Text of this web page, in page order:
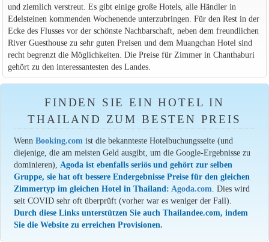
und ziemlich verstreut. Es gibt einige große Hotels, alle Händler in
Edelsteinen kommenden Wochenende unterzubringen. Für den Rest in der
Ecke des Flusses vor der schönste Nachbarschaft, neben dem freundlichen
River Guesthouse zu sehr guten Preisen und dem Muangchan Hotel sind
recht begrenzt die Möglichkeiten. Die Preise für Zimmer in Chanthaburi
gehört zu den interessantesten des Landes.
FINDEN SIE EIN HOTEL IN
THAILAND ZUM BESTEN PREIS
WennBooking.comist die bekannteste Hotelbuchungsseite (und
diejenige, die am meisten Geld ausgibt, um die Google-Ergebnisse zu
dominieren), Agoda ist ebenfalls seriös und gehört zur selben
Gruppe, sie hat oft bessere Endergebnisse Preise für den gleichen
Zimmertyp im gleichen Hotel in Thailand: Agoda.com . Dies wird
seit COVID sehr oft überprüft (vorher war es weniger der Fall).
Durch diese Links unterstützen Sie auch Thailandee.com, indem
Sie die Website zu erreichen Provisionen.